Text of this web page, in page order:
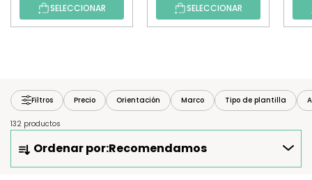
SELECCIONAR SELECCIONAR
Filtros Precio Orientación Marco Tipo de plantilla
132 productos
D
Ordenar por:Recomendamos